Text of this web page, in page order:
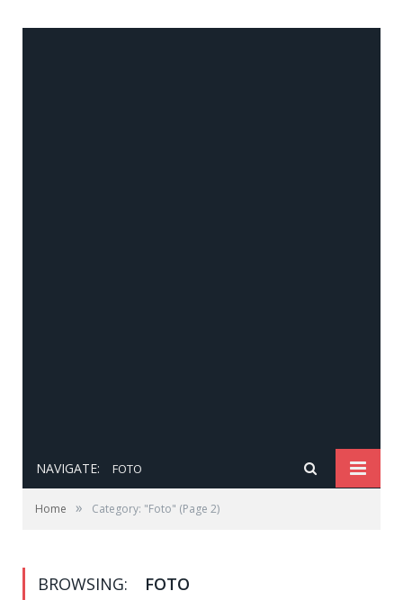
NAVIGATE: FOTO
Home » Category: "Foto" (Page 2)
BROWSING: FOTO